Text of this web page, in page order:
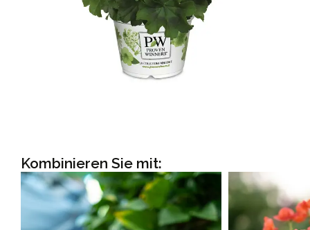
Kombinieren Sie mit: